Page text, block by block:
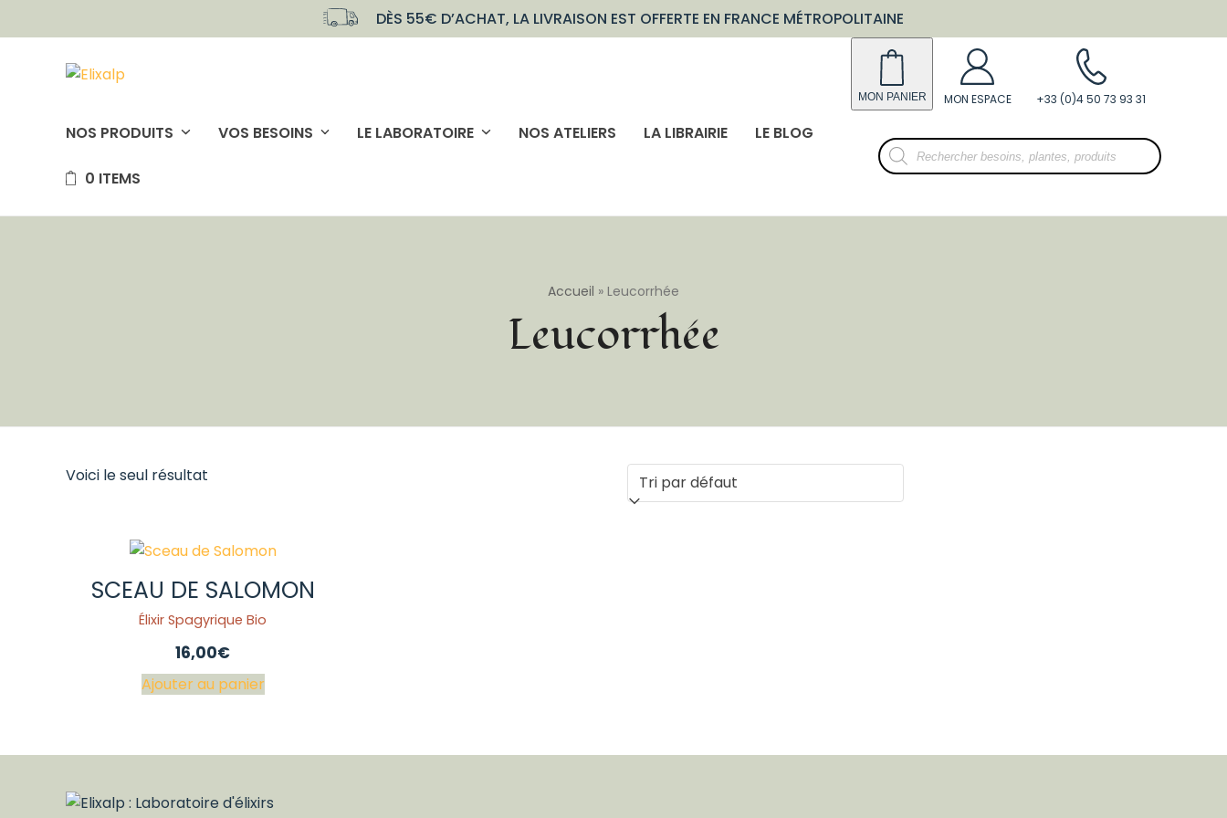
to
DÈS 55€ D’ACHAT, LA LIVRAISON EST OFFERTE EN FRANCE MÉTROPOLITAINE
NOS PRODUITS VOS BESOINS LE LABORATOIRE NOS ATELIERS LA LIBRAIRIE LE BLOG
0 ITEMS
Recherche
de
produits
Leucorrhée
Accueil » Leucorrhée
Voici le seul résultat
SCEAU DE SALOMON
Élixir Spagyrique Bio
16,00€
Ajouter au panier